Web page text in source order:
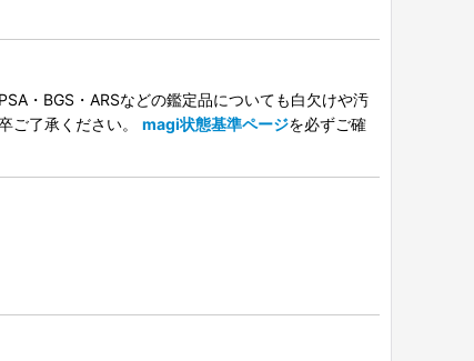
・BGS・ARSなどの鑑定品についても白欠けや汚
ご了承ください。 magi状態基準ページを必ずご確